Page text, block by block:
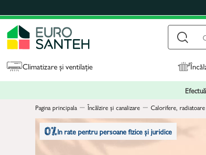
Climatizare și ventilație
Pagina principala Încălzire și canalizare Calorifere, radiatoare
In rate pentru persoane fizice și juridice